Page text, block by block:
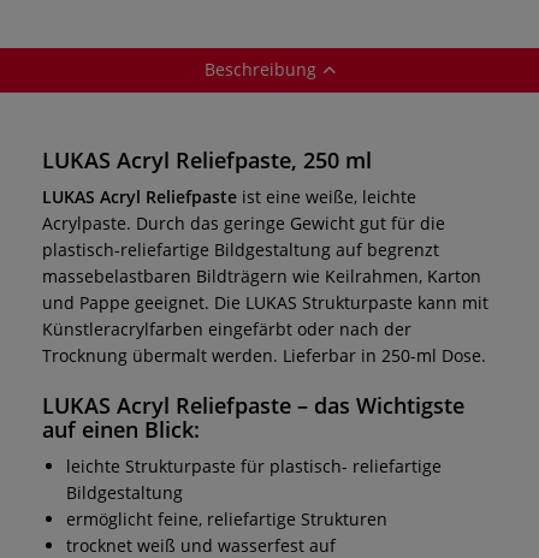
Beschreibung
LUKAS Acryl Reliefpaste, 250 ml
LUKAS Acryl Reliefpaste ist eine weiße, leichte
Acrylpaste. Durch das geringe Gewicht gut für die
plastisch-reliefartige Bildgestaltung auf begrenzt
massebelastbaren Bildträgern wie Keilrahmen, Karton
und Pappe geeignet. Die LUKAS Strukturpaste kann mit
Künstleracrylfarben eingefärbt oder nach der
Trocknung übermalt werden. Lieferbar in 250-ml Dose.
LUKAS Acryl Reliefpaste – das Wichtigste
auf einen Blick:
leichte Strukturpaste für plastisch- reliefartige
Bildgestaltung
ermöglicht feine, reliefartige Strukturen
trocknet weiß und wasserfest auf